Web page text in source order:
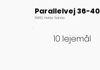
Parallelvej 36-40
6960, Hvide Sande
10 lejemål